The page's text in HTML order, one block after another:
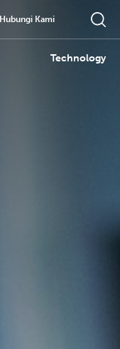
Hubungi Kami
Technology